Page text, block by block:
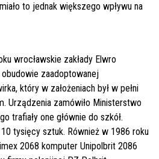
to jednak większego wpływu na
wrocławskie zakłady Elwro
zaadoptowanej
który w założeniach był w pełni
Urządzenia zamówiło Ministerstwo
trafiały one głównie do szkół.
tysięcy sztuk. Również w 1986 roku
2068 komputer Unipolbrit 2086